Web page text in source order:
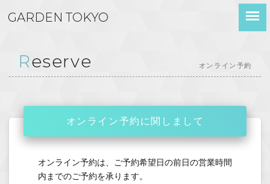
GARDEN TOKYO
Reserve オンライン予約
オンライン予約に関しまして
オンライン予約は、ご予約希望日の前日の営業時間
内までのご予約を承ります。